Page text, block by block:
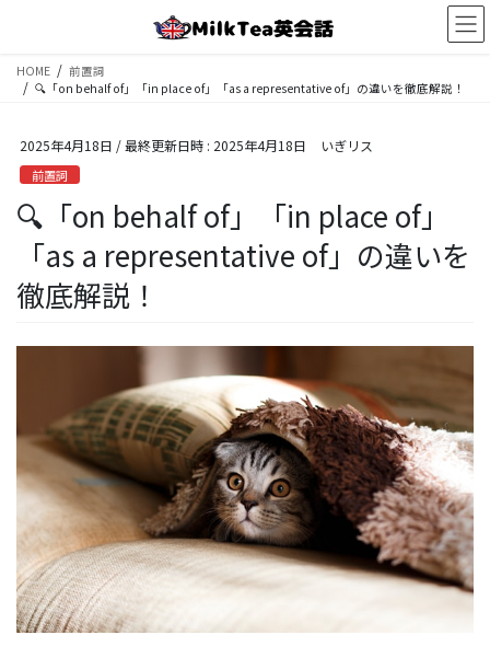
HOME
前置詞
🔍「on behalf of」「in place of」「as a representative of」の違いを徹底解説！
2025年4月18日 / 最終更新日時 : 2025年4月18日 いぎリス
前置詞
🔍「on behalf of」「in place of」
「as a representative of」の違いを
徹底解説！